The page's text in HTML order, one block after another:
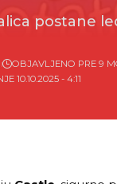
postane
10.10.2025 - 4:11
OBJAVLJENO PRE 9